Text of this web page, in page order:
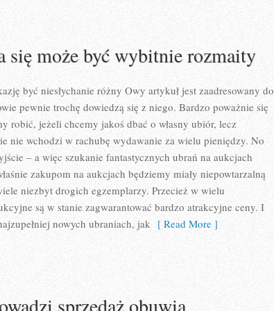
się może być wybitnie rozmaity
być niesłychanie różny Owy artykuł jest zaadresowany do
pewnie trochę dowiedzą się z niego. Bardzo poważnie się
robić, jeżeli chcemy jakoś dbać o własny ubiór, lecz
nie wchodzi w rachubę wydawanie za wielu pieniędzy. No
– a więc szukanie fantastycznych ubrań na aukcjach
zakupom na aukcjach będziemy miały niepowtarzalną
niezbyt drogich egzemplarzy. Przecież w wielu
są w stanie zagwarantować bardzo atrakcyjne ceny. I
nowych ubraniach, jak [ Read More ]
sprzedaż obuwia